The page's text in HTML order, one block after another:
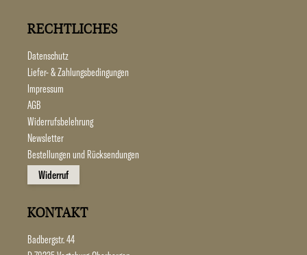
RECHTLICHES
Datenschutz
Liefer- & Zahlungsbedingungen
Impressum
AGB
Widerrufsbelehrung
Newsletter
Bestellungen und Rücksendungen
Widerruf
KONTAKT
Badbergstr. 44